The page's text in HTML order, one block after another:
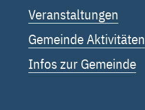
Veranstaltungen
Gemeinde Aktivitäten
Infos zur Gemeinde